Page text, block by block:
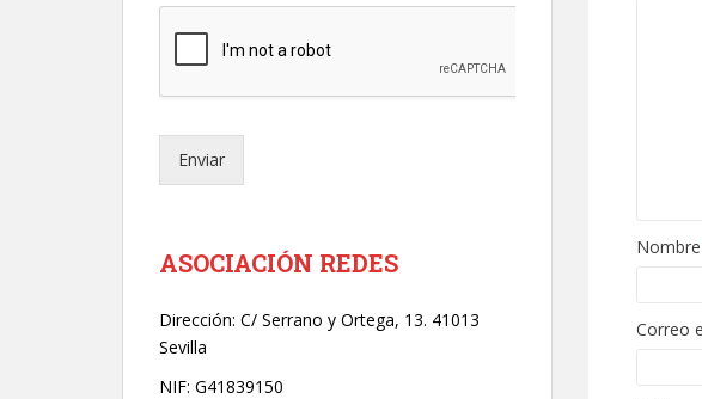
Nombre
Correo
e
e
t
n
i
o
*
Enviar
ASOCIACIÓN REDES
Dirección: C/ Serrano y Ortega, 13. 41013
Sevilla
NIF: G41839150